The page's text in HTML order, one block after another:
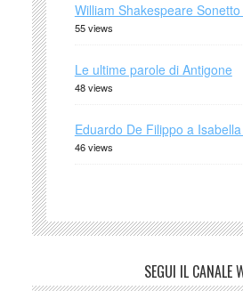
William Shakespeare
55 views
Le ultime parole di Antigone
48 views
Eduardo De Filippo a
46 views
SEGUI IL CANALE